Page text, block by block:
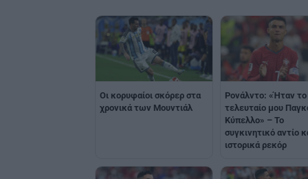
Οι κορυφαίοι σκόρερ στα
χρονικά των Μουντιάλ
Ρονάλντο: «Ήταν το
τελευταίο μου
Κύπελλο» – Το
συγκινητικό αντίο
ιστορικά ρεκόρ